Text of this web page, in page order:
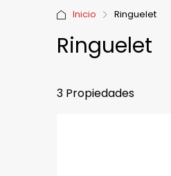
Inicio Ringuelet
Ringuelet
3 Propiedades